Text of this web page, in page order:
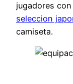
jugadores
seleccion
camiseta.